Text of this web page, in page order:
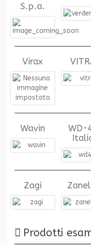
S.p.a.
Virax
Wavin
WD-
Zagi
Prodotti